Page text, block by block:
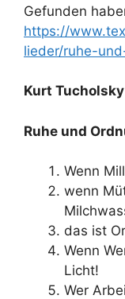
Gefunden
https://
lieder/ruhe-
Kurt Tucholsky
Ruhe und
Wenn
wenn
das ist
Wenn
Licht!
Wer